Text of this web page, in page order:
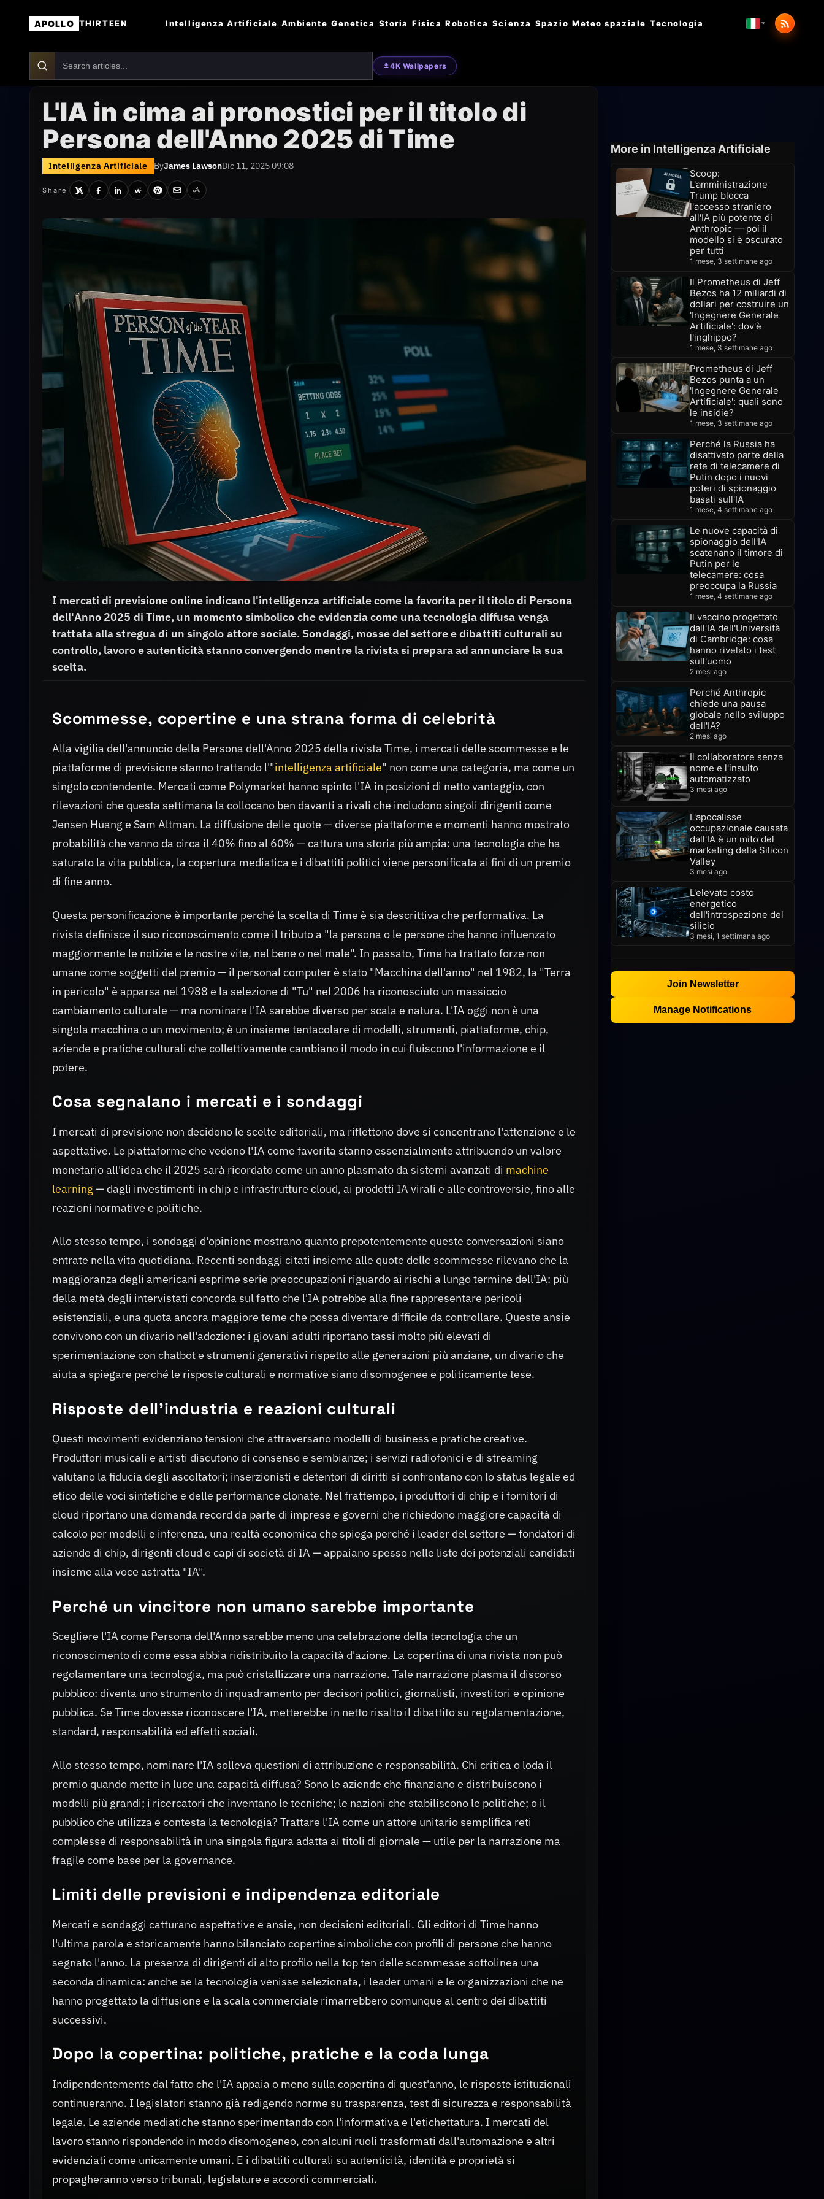
APOLLO THIRTEEN Intelligenza Artificiale Ambiente Genetica Storia Fisica Robotica Scienza Spazio Meteo spaziale Tecnologia
4K Wallpapers
L'IA in cima ai pronostici per il titolo di
Persona dell'Anno 2025 di Time
Intelligenza Artificiale ByJames LawsonDic 11, 2025 09:08
Share
I mercati di previsione online indicano l'intelligenza artificiale come la favorita per il titolo di Persona
dell'Anno 2025 di Time, un momento simbolico che evidenzia come una tecnologia diffusa venga
trattata alla stregua di un singolo attore sociale. Sondaggi, mosse del settore e dibattiti culturali su
controllo, lavoro e autenticità stanno convergendo mentre la rivista si prepara ad annunciare la sua
scelta.
Scommesse, copertine e una strana forma di celebrità
Alla vigilia dell'annuncio della Persona dell'Anno 2025 della rivista Time, i mercati delle scommesse e le
piattaforme di previsione stanno trattando l'"intelligenza artificiale" non come una categoria, ma come un
singolo contendente. Mercati come Polymarket hanno spinto l'IA in posizioni di netto vantaggio, con
rilevazioni che questa settimana la collocano ben davanti a rivali che includono singoli dirigenti come
Jensen Huang e Sam Altman. La diffusione delle quote — diverse piattaforme e momenti hanno mostrato
probabilità che vanno da circa il 40% fino al 60% — cattura una storia più ampia: una tecnologia che ha
saturato la vita pubblica, la copertura mediatica e i dibattiti politici viene personificata ai fini di un premio
di fine anno.
Questa personificazione è importante perché la scelta di Time è sia descrittiva che performativa. La
rivista definisce il suo riconoscimento come il tributo a "la persona o le persone che hanno influenzato
maggiormente le notizie e le nostre vite, nel bene o nel male". In passato, Time ha trattato forze non
umane come soggetti del premio — il personal computer è stato "Macchina dell'anno" nel 1982, la "Terra
in pericolo" è apparsa nel 1988 e la selezione di "Tu" nel 2006 ha riconosciuto un massiccio
cambiamento culturale — ma nominare l'IA sarebbe diverso per scala e natura. L'IA oggi non è una
singola macchina o un movimento; è un insieme tentacolare di modelli, strumenti, piattaforme, chip,
aziende e pratiche culturali che collettivamente cambiano il modo in cui fluiscono l'informazione e il
potere.
Cosa segnalano i mercati e i sondaggi
I mercati di previsione non decidono le scelte editoriali, ma riflettono dove si concentrano l'attenzione e le
aspettative. Le piattaforme che vedono l'IA come favorita stanno essenzialmente attribuendo un valore
monetario all'idea che il 2025 sarà ricordato come un anno plasmato da sistemi avanzati di machine
learning — dagli investimenti in chip e infrastrutture cloud, ai prodotti IA virali e alle controversie, fino alle
reazioni normative e politiche.
Allo stesso tempo, i sondaggi d'opinione mostrano quanto prepotentemente queste conversazioni siano
entrate nella vita quotidiana. Recenti sondaggi citati insieme alle quote delle scommesse rilevano che la
maggioranza degli americani esprime serie preoccupazioni riguardo ai rischi a lungo termine dell'IA: più
della metà degli intervistati concorda sul fatto che l'IA potrebbe alla fine rappresentare pericoli
esistenziali, e una quota ancora maggiore teme che possa diventare difficile da controllare. Queste ansie
convivono con un divario nell'adozione: i giovani adulti riportano tassi molto più elevati di
sperimentazione con chatbot e strumenti generativi rispetto alle generazioni più anziane, un divario che
aiuta a spiegare perché le risposte culturali e normative siano disomogenee e politicamente tese.
Risposte dell'industria e reazioni culturali
Questi movimenti evidenziano tensioni che attraversano modelli di business e pratiche creative.
Produttori musicali e artisti discutono di consenso e sembianze; i servizi radiofonici e di streaming
valutano la fiducia degli ascoltatori; inserzionisti e detentori di diritti si confrontano con lo status legale ed
etico delle voci sintetiche e delle performance clonate. Nel frattempo, i produttori di chip e i fornitori di
cloud riportano una domanda record da parte di imprese e governi che richiedono maggiore capacità di
calcolo per modelli e inferenza, una realtà economica che spiega perché i leader del settore — fondatori di
aziende di chip, dirigenti cloud e capi di società di IA — appaiano spesso nelle liste dei potenziali candidati
insieme alla voce astratta "IA".
Perché un vincitore non umano sarebbe importante
Scegliere l'IA come Persona dell'Anno sarebbe meno una celebrazione della tecnologia che un
riconoscimento di come essa abbia ridistribuito la capacità d'azione. La copertina di una rivista non può
regolamentare una tecnologia, ma può cristallizzare una narrazione. Tale narrazione plasma il discorso
pubblico: diventa uno strumento di inquadramento per decisori politici, giornalisti, investitori e opinione
pubblica. Se Time dovesse riconoscere l'IA, metterebbe in netto risalto il dibattito su regolamentazione,
standard, responsabilità ed effetti sociali.
Allo stesso tempo, nominare l'IA solleva questioni di attribuzione e responsabilità. Chi critica o loda il
premio quando mette in luce una capacità diffusa? Sono le aziende che finanziano e distribuiscono i
modelli più grandi; i ricercatori che inventano le tecniche; le nazioni che stabiliscono le politiche; o il
pubblico che utilizza e contesta la tecnologia? Trattare l'IA come un attore unitario semplifica reti
complesse di responsabilità in una singola figura adatta ai titoli di giornale — utile per la narrazione ma
fragile come base per la governance.
Limiti delle previsioni e indipendenza editoriale
Mercati e sondaggi catturano aspettative e ansie, non decisioni editoriali. Gli editori di Time hanno
l'ultima parola e storicamente hanno bilanciato copertine simboliche con profili di persone che hanno
segnato l'anno. La presenza di dirigenti di alto profilo nella top ten delle scommesse sottolinea una
seconda dinamica: anche se la tecnologia venisse selezionata, i leader umani e le organizzazioni che ne
hanno progettato la diffusione e la scala commerciale rimarrebbero comunque al centro dei dibattiti
successivi.
Dopo la copertina: politiche, pratiche e la coda lunga
Indipendentemente dal fatto che l'IA appaia o meno sulla copertina di quest'anno, le risposte istituzionali
continueranno. I legislatori stanno già redigendo norme su trasparenza, test di sicurezza e responsabilità
legale. Le aziende mediatiche stanno sperimentando con l'informativa e l'etichettatura. I mercati del
lavoro stanno rispondendo in modo disomogeneo, con alcuni ruoli trasformati dall'automazione e altri
evidenziati come unicamente umani. E i dibattiti culturali su autenticità, identità e proprietà si
propagheranno verso tribunali, legislature e accordi commerciali.
More in Intelligenza Artificiale
Scoop:
L'amministrazione
Trump blocca
l'accesso straniero
all'IA più potente di
Anthropic — poi il
modello si è oscurato
per tutti
1 mese, 3 settimane ago
Il Prometheus di Jeff
Bezos ha 12 miliardi di
dollari per costruire un
'Ingegnere Generale
Artificiale': dov'è
l'inghippo?
1 mese, 3 settimane ago
Prometheus di Jeff
Bezos punta a un
'Ingegnere Generale
Artificiale': quali sono
le insidie?
1 mese, 3 settimane ago
Perché la Russia ha
disattivato parte della
rete di telecamere di
Putin dopo i nuovi
poteri di spionaggio
basati sull'IA
1 mese, 4 settimane ago
Le nuove capacità di
spionaggio dell'IA
scatenano il timore di
Putin per le
telecamere: cosa
preoccupa la Russia
1 mese, 4 settimane ago
Il vaccino progettato
dall'IA dell'Università
di Cambridge: cosa
hanno rivelato i test
sull'uomo
2 mesi ago
Perché Anthropic
chiede una pausa
globale nello sviluppo
dell'IA?
2 mesi ago
Il collaboratore senza
nome e l'insulto
automatizzato
3 mesi ago
L'apocalisse
occupazionale causata
dall'IA è un mito del
marketing della Silicon
Valley
3 mesi ago
L'elevato costo
energetico
dell'introspezione del
silicio
3 mesi, 1 settimana ago
Join Newsletter
Manage Notifications